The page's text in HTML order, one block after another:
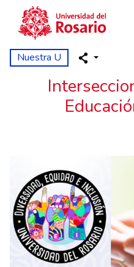
Pasar al contenido principal
Nuestra U